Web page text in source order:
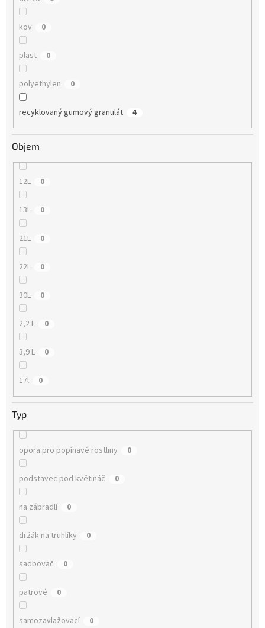
kov 0
plast 0
polyethylen 0
recyklovaný gumový granulát 4
Objem
12L 0
13L 0
21L 0
22L 0
30L 0
2,2 L 0
3,9 L 0
17l 0
Typ
opora pro popínavé rostliny 0
podstavec pod květináč 0
na zábradlí 0
držák na truhlíky 0
sadbovač 0
patrové 0
samozavlažovací 0